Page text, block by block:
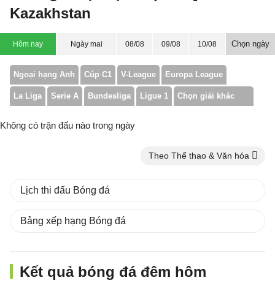
Kazakhstan
Hôm nay Ngày mai 08/08 09/08 10/08 Chọn ngày
Ngoại hạng Anh Cúp C1 V-League Europa League
La Liga Serie A Bundesliga Ligue 1 Chọn giải khác
Không có trận đấu nào trong ngày
Theo Thể thao & Văn hóa
Lịch thi đấu Bóng đá
Bảng xếp hạng Bóng đá
Kết quả bóng đá đêm hôm